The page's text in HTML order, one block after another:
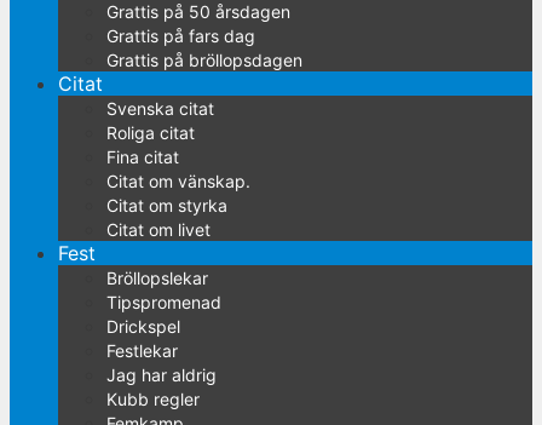
Grattis på 50 årsdagen
Grattis på fars dag
Grattis på bröllopsdagen
Citat
Svenska citat
Roliga citat
Fina citat
Citat om vänskap.
Citat om styrka
Citat om livet
Fest
Bröllopslekar
Tipspromenad
Drickspel
Festlekar
Jag har aldrig
Kubb regler